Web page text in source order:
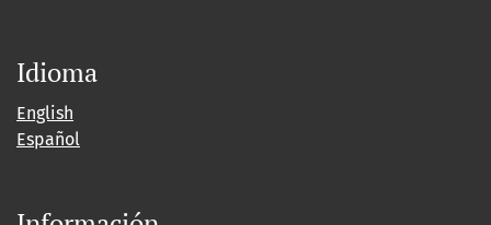
Idioma
English
Español